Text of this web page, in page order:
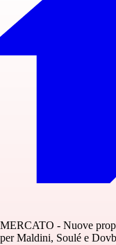
MERCATO - Nuove
per Maldini, Soulé e